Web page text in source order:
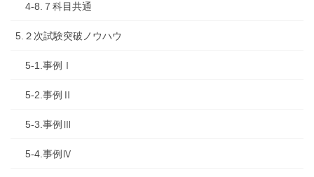
4-8.７科目共通
5.２次試験突破ノウハウ
5-1.事例Ⅰ
5-2.事例Ⅱ
5-3.事例Ⅲ
5-4.事例Ⅳ